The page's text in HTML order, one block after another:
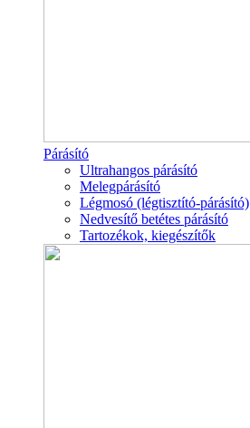
Párásító
Ultrahangos párásító
Melegpárásító
Légmosó (légtisztító-párásító)
Nedvesítő betétes párásító
Tartozékok, kiegészítők